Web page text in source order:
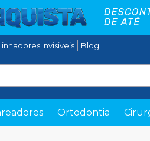
Invisiveis Blog
Ortodontia